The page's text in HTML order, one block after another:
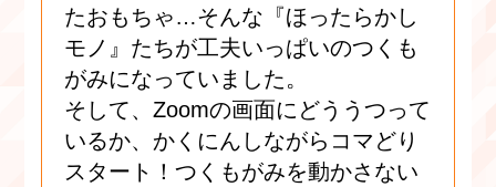
たおもちゃ…そんな『ほったらかし
モノ』たちが工夫いっぱいのつくも
がみになっていました。
そして、Zoomの画面にどううつって
いるか、かくにんしながらコマどり
スタート！つくもがみを動かさない